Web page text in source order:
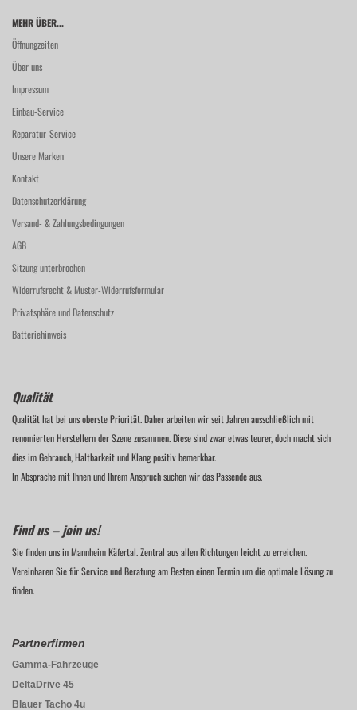
MEHR ÜBER...
Öffnungzeiten
Über uns
Impressum
Einbau-Service
Reparatur-Service
Unsere Marken
Kontakt
Datenschutzerklärung
Versand- & Zahlungsbedingungen
AGB
Sitzung unterbrochen
Widerrufsrecht & Muster-Widerrufsformular
Privatsphäre und Datenschutz
Batteriehinweis
Qualität
Qualität hat bei uns oberste Priorität. Daher arbeiten wir seit Jahren ausschließlich mit
renomierten Herstellern der Szene zusammen. Diese sind zwar etwas teurer, doch macht sich
dies im Gebrauch, Haltbarkeit und Klang positiv bemerkbar.
In Absprache mit Ihnen und Ihrem Anspruch suchen wir das Passende aus.
Find us – join us!
Sie finden uns in Mannheim Käfertal. Zentral aus allen Richtungen leicht zu erreichen.
Vereinbaren Sie für Service und Beratung am Besten einen Termin um die optimale Lösung zu
finden.
Partnerfirmen
Gamma-Fahrzeuge
DeltaDrive 45
Blauer Tacho 4u